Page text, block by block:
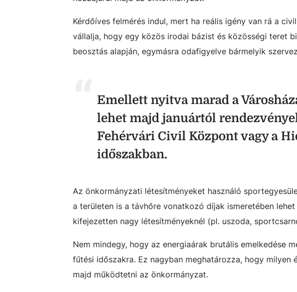
Kérdőíves felmérés indul, mert ha reális igény van rá a
vállalja, hogy egy közös irodai bázist és közösségi teret
beosztás alapján, egymásra odafigyelve bármelyik
Emellett nyitva marad a
lehet majd januártól
Fehérvári Civil Központ vagy a
időszakban.
Az önkormányzati létesítményeket használó
a területen is a távhőre vonatkozó díjak ismeretében
kifejezetten nagy létesítményeknél (pl. uszoda,
Nem mindegy, hogy az energiaárak brutális emelkedése
fűtési időszakra. Ez nagyban meghatározza, hogy
majd működtetni az önkormányzat.